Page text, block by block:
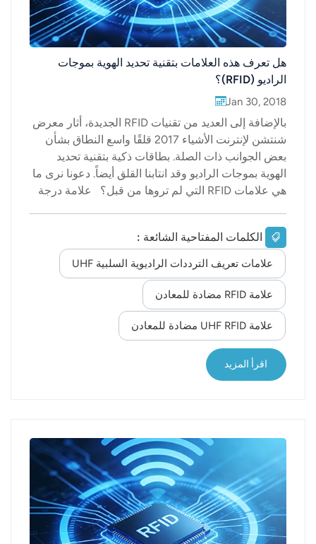
هل تعرف هذه العلامات بتقنية تحديد الهوية بموجات
الراديو (RFID)؟
Jan 30, 2018
بالإضافة إلى العديد من تقنيات RFID الجديدة، أثار معرض
شنتشن لإنترنت الأشياء 2017 قلقًا واسع النطاق بشأن
بعض الجوانب ذات الصلة. بطاقات ذكية بتقنية تحديد
الهوية بموجات الراديو وقد انتابنا القلق أيضاً. دعونا نرى ما
هي علامات RFID التي لم تروها من قبل؟ علامة درجة
مناسبة للمنتجات الحساسة لدرجة الحرارة في عمليات
سلسلة التبريد اللوجستية، حيث تُستخدم لإدارة درجة
الحرارة وتخزين معلومات المنتج. وتُستخدم هذه البطاقة
بشكل شائع في الأدوية والأغذية الطازجة وغيرها من
المنتجات. تُمكّن هذه البطاقة من تتبع مصدر المنتج من
خلال تسجيل الشحنة بأكملها وتغيرات درجة الحرارة أثناء
التخزين باستخدام أجهزة القراءة والكتابة المناسبة.
تقنيات UHF RFI...
الكلمات المفتاحية الشائعة :
علامات تعريف الترددات الراديوية السلبية UHF
علامة RFID مضادة للمعادن
علامة UHF RFID مضادة للمعادن
اقرأ المزيد